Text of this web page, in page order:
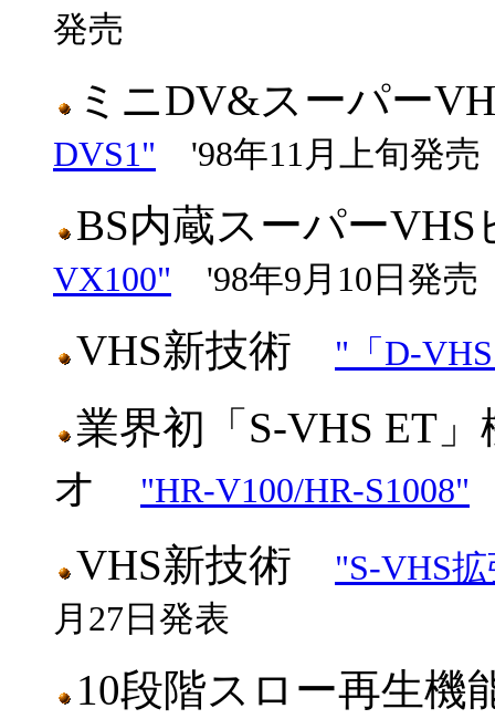
発売
ミニDV&スーパー
DVS1" '98年11月上旬発売
BS内蔵スーパー
VX100" '98年9月10日発売
VHS新技術 "「D-
業界初「S-VHS ET
オ
"HR-V100/HR-S1008"
VHS新技術
"S-VHS
月27日発表
10段階スロー再生機